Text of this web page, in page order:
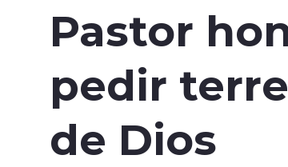
Pastor
pedir
de Dios